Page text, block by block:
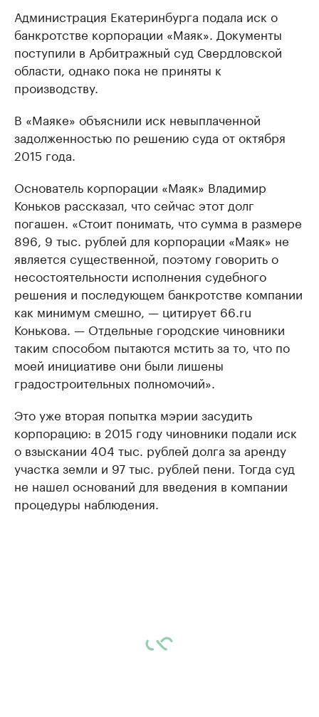
Администрация Екатеринбурга подала иск о
банкротстве корпорации «Маяк». Документы
поступили в Арбитражный суд Свердловской
области, однако пока не приняты к
производству.
В «Маяке» объяснили иск невыплаченной
задолженностью по решению суда от октября
2015 года.
Основатель корпорации «Маяк» Владимир
Коньков рассказал, что сейчас этот долг
погашен. «Стоит понимать, что сумма в размере
896, 9 тыс. рублей для корпорации «Маяк» не
является существенной, поэтому говорить о
несостоятельности исполнения судебного
решения и последующем банкротстве компании
как минимум смешно, — цитирует 66.ru
Конькова. — Отдельные городские чиновники
таким способом пытаются мстить за то, что по
моей инициативе они были лишены
градостроительных полномочий».
Это уже вторая попытка мэрии засудить
корпорацию: в 2015 году чиновники подали иск
о взыскании 404 тыс. рублей долга за аренду
участка земли и 97 тыс. рублей пени. Тогда суд
не нашел оснований для введения в компании
процедуры наблюдения.